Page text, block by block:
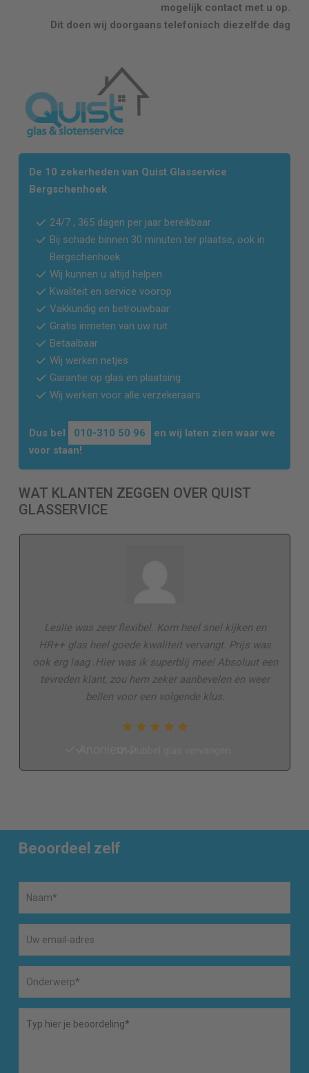
mogelijk contact met u op.
Dit doen wij doorgaans telefonisch diezelfde dag
De 10 zekerheden van Quist Glasservice
Bergschenhoek
24/7 , 365 dagen per jaar bereikbaar
Bij schade binnen 30 minuten ter plaatse, ook in
Bergschenhoek
Wij kunnen u altijd helpen
Kwaliteit en service voorop
Vakkundig en betrouwbaar
Gratis inmeten van uw ruit
Betaalbaar
Wij werken netjes
Garantie op glas en plaatsing
Wij werken voor alle verzekeraars
Dus bel 010-310 50 96
en wij laten zien waar we
voor staan!
WAT KLANTEN ZEGGEN OVER QUIST
GLASSERVICE
Leslie was zeer flexibel. Kom heel snel kijken en
HR++ glas heel goede kwaliteit vervangt. Prijs was
ook erg laag .Hier was ik superblij mee! Absoluut een
tevreden klant, zou hem zeker aanbevelen en weer
bellen voor een volgende klus.
Beoordeel zelf